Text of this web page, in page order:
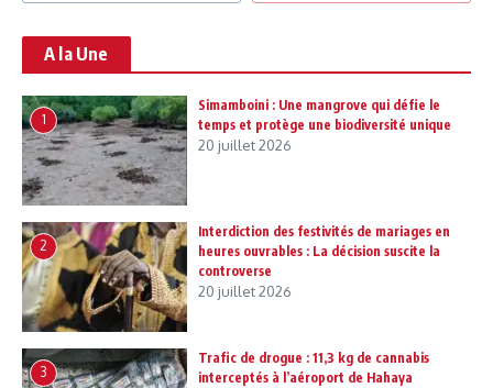
A la Une
1
Simamboini : Une mangrove qui défie le
temps et protège une biodiversité unique
20 juillet 2026
2
Interdiction des festivités de mariages en
heures ouvrables : La décision suscite la
controverse
20 juillet 2026
3
Trafic de drogue : 11,3 kg de cannabis
interceptés à l’aéroport de Hahaya